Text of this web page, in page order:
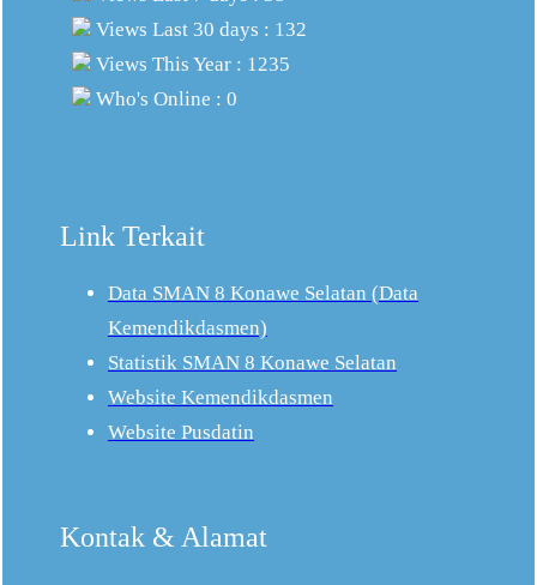
Views Last 30 days : 132
Views This Year : 1235
Who's Online : 0
Link Terkait
Data SMAN 8 Konawe Selatan (Data
Kemendikdasmen)
Statistik SMAN 8 Konawe Selatan
Website Kemendikdasmen
Website Pusdatin
Kontak & Alamat